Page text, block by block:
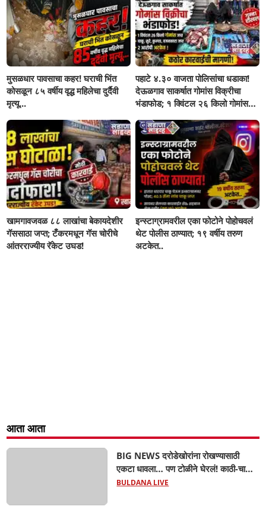
मुसळधार पावसाचा कहर! घराची भिंत
कोसळून ८५ वर्षीय वृद्ध महिलेचा दुर्दैवी
मृत्यू...
पहाटे ४.३० वाजता पोलिसांचा धडाका!
देऊळगाव साकर्षात गोमांस विक्रीचा
भंडाफोड; १ क्विंटल २६ किलो गोमांस
खामगावजवळ ८८ लाखांचा बेकायदेशीर
गॅससाठा जप्त; टँकरमधून गॅस चोरीचे
आंतरराज्यीय रॅकेट उघड!
इन्स्टाग्रामवरील एका फोटोने पोहोचवलं
थेट पोलीस ठाण्यात; १९ वर्षीय तरुण
अटकेत..
आता आता
BIG NEWS दरोडेखोरांना रोखण्यासाठी
एकटा धावला… पण टोळीने घेरलं! काठी-चाकूचे
सपासप वार; ५२ वर्षीय शेतकऱ्याचा दुर्दैवी अंत!
BULDANA LIVE